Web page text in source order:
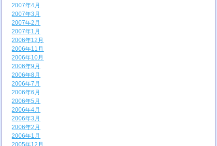
2007年4月
2007年3月
2007年2月
2007年1月
2006年12月
2006年11月
2006年10月
2006年9月
2006年8月
2006年7月
2006年6月
2006年5月
2006年4月
2006年3月
2006年2月
2006年1月
2005年12月